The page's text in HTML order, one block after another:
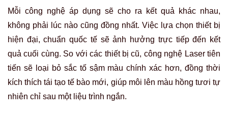
Mỗi công nghệ áp dụng sẽ cho ra kết quả khác nhau,
không phải lúc nào cũng đồng nhất. Việc lựa chọn thiết bị
hiện đại, chuẩn quốc tế sẽ ảnh hưởng trực tiếp đến kết
quả cuối cùng. So với các thiết bị cũ, công nghệ Laser tiên
tiến sẽ loại bỏ sắc tố sậm màu chính xác hơn, đồng thời
kích thích tái tạo tế bào mới, giúp môi lên màu hồng tươi tự
nhiên chỉ sau một liệu trình ngắn.